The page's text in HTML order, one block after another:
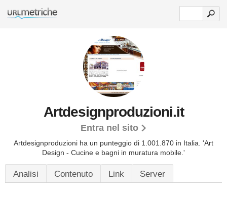
Artdesignproduzioni.it
Entra nel sito
Artdesignproduzioni ha un punteggio di 1.001.870 in Italia. 'Art
Design - Cucine e bagni in muratura mobile.'
Analisi Contenuto Link Server